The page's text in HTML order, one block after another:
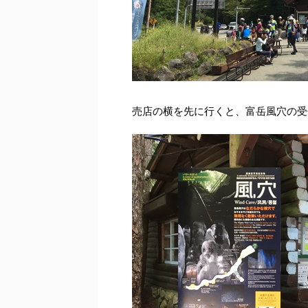
売店の横を先に行くと、富岳風穴の